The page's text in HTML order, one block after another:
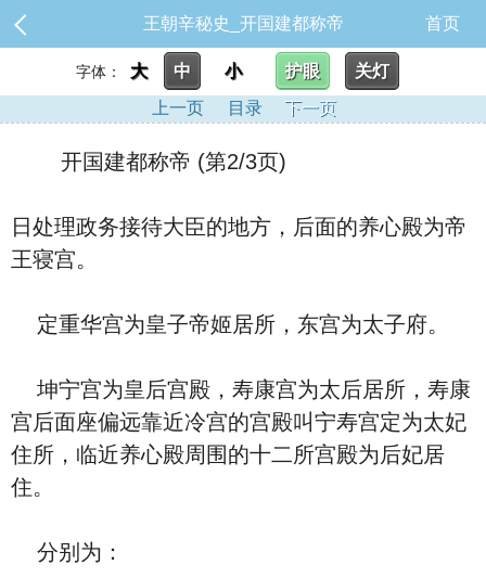
王朝辛秘史_开国建都称帝 首页
字体： 大 中 小 护眼
关灯
上一页
目录 下一页
开国建都称帝 (第2/3页)
日处理政务接待大臣的地方，后面的养心殿为帝
王寝宫。
定重华宫为皇子帝姬居所，东宫为太子府。
坤宁宫为皇后宫殿，寿康宫为太后居所，寿康
宫后面座偏远靠近冷宫的宫殿叫宁寿宫定为太妃
住所，临近养心殿周围的十二所宫殿为后妃居
住。
分别为：